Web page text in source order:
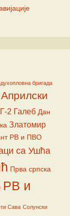
бригада
Априлски
Г-2 Галеб Дан
Златомир
РВ и ПВО
са Ушћа
Прва српска
РВ и
Сава Солунски